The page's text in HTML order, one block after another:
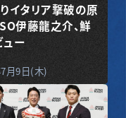
イタリア撃破の原
伊藤龍之介、鮮
ー
月9日(木)